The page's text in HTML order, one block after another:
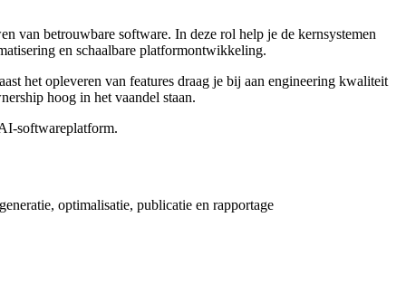
van betrouwbare software. In deze rol help je de kernsystemen
en schaalbare platformontwikkeling.
het opleveren van features draag je bij aan engineering kwaliteit
hoog in het vaandel staan.
softwareplatform.
optimalisatie, publicatie en rapportage